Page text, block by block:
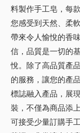
料製作手工皂，每
您感受到天然、柔
帶來令人愉悅的香
信，品質是一切的
悅。除了高品質產
的服務，讓您的產
標誌融入產品，展
裝，不僅為商品添
可接受少量訂購手